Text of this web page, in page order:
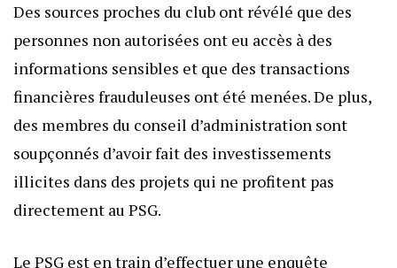
Des sources proches du club ont révélé que des
personnes non autorisées ont eu accès à des
informations sensibles et que des transactions
financières frauduleuses ont été menées. De plus,
des membres du conseil d’administration sont
soupçonnés d’avoir fait des investissements
illicites dans des projets qui ne profitent pas
directement au PSG.
Le PSG est en train d’effectuer une enquête